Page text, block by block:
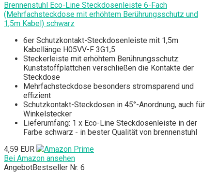
Brennenstuhl Eco-Line Steckdosenleiste 6-Fach
(Mehrfachsteckdose mit erhöhtem Berührungsschutz und
1,5m Kabel) schwarz
6er Schutzkontakt-Steckdosenleiste mit 1,5m
Kabellänge H05VV-F 3G1,5
Steckerleiste mit erhöhtem Berührungsschutz:
Kunststoffplättchen verschließen die Kontakte der
Steckdose
Mehrfachsteckdose besonders stromsparend und
effizient
Schutzkontakt-Steckdosen in 45°-Anordnung, auch für
Winkelstecker
Lieferumfang: 1 x Eco-Line Steckdosenleiste in der
Farbe schwarz - in bester Qualität von brennenstuhl
4,59 EUR
Bei Amazon ansehen
AngebotBestseller Nr. 6